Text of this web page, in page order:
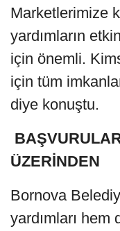
Marketlerimize
yardımların
için önemli.
için tüm
diye konuştu.
ÜZERİNDEN
Bornova
yardımları